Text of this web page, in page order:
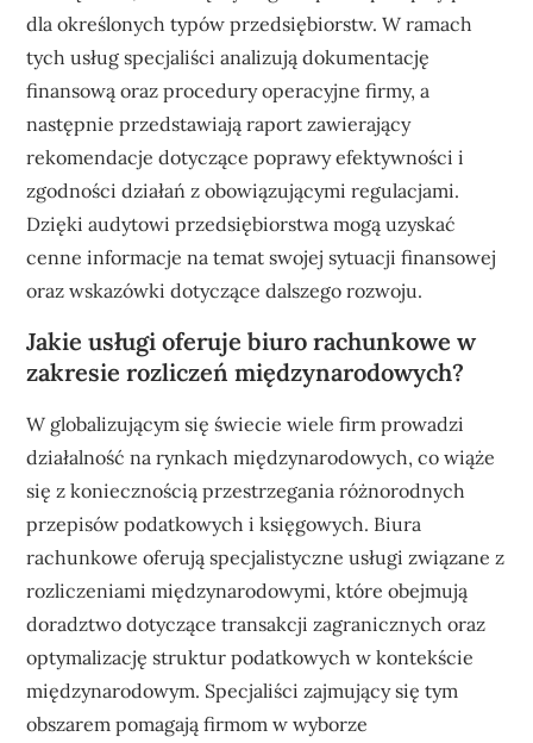
dla określonych typów przedsiębiorstw. W ramach
tych usług specjaliści analizują dokumentację
finansową oraz procedury operacyjne firmy, a
następnie przedstawiają raport zawierający
rekomendacje dotyczące poprawy efektywności i
zgodności działań z obowiązującymi regulacjami.
Dzięki audytowi przedsiębiorstwa mogą uzyskać
cenne informacje na temat swojej sytuacji finansowej
oraz wskazówki dotyczące dalszego rozwoju.
Jakie usługi oferuje biuro rachunkowe w
zakresie rozliczeń międzynarodowych?
W globalizującym się świecie wiele firm prowadzi
działalność na rynkach międzynarodowych, co wiąże
się z koniecznością przestrzegania różnorodnych
przepisów podatkowych i księgowych. Biura
rachunkowe oferują specjalistyczne usługi związane z
rozliczeniami międzynarodowymi, które obejmują
doradztwo dotyczące transakcji zagranicznych oraz
optymalizację struktur podatkowych w kontekście
międzynarodowym. Specjaliści zajmujący się tym
obszarem pomagają firmom w wyborze